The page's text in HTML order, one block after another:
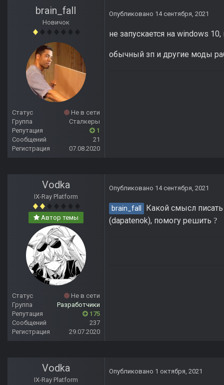
brain_fall
Новичок
Статус
Не в сети
Группа
Сталкеры
Репутация
1
Сообщений
21
Регистрация
07.08.2020
Опубликовано 14 сентября, 2021
не запускается на windows
обычный зп и другие моды
Vodka
IX-Ray Platform
Автор темы
Статус
Не в сети
Группа
Разработчики
Репутация
175
Сообщений
237
Регистрация
29.07.2020
Опубликовано 14 сентября, 2021
brain_fall
Какой смысл
(dapatenok), помогу решить ?
Vodka
IX-Ray Platform
Опубликовано 1 октября, 2021